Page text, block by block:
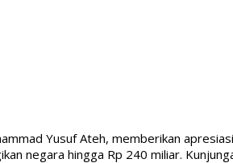
Yusuf Ateh, memberikan
negara hingga Rp 240 miliar.